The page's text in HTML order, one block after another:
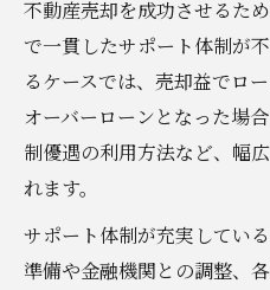
不動産売却を成功させるた
で一貫したサポート体制が
るケースでは、売却益でロ
オーバーローンとなった場
制優遇の利用方法など、幅
れます。
サポート体制が充実してい
準備や金融機関との調整、